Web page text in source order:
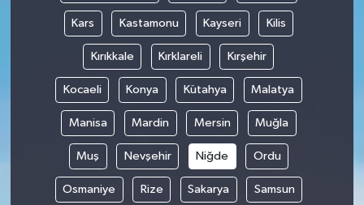
Kars Kastamonu Kayseri Kilis
Kırıkkale Kırklareli Kırşehir
Kocaeli Konya Kütahya Malatya
Manisa Mardin Mersin Muğla
Muş Nevşehir Niğde Ordu
Osmaniye Rize Sakarya Samsun